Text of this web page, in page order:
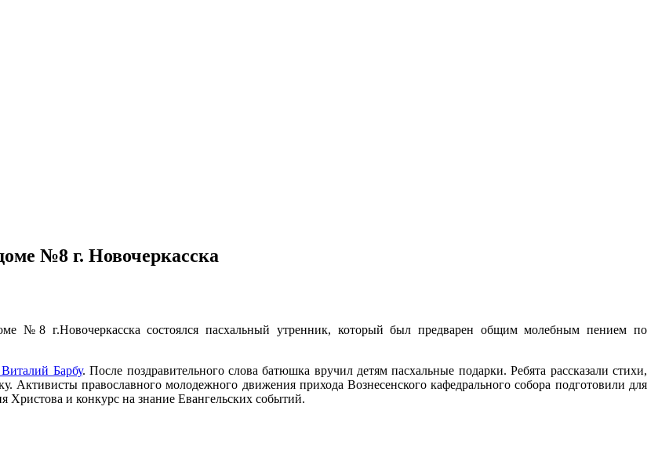
№8 г. Новочеркасска
№8 г.Новочеркасска состоялся пасхальный утренник, который был предварен общим молебным пением по
Барбу. После поздравительного слова батюшка вручил детям пасхальные подарки. Ребята рассказали стихи,
Активисты православного молодежного движения прихода Вознесенского кафедрального собора подготовили для
Христова и конкурс на знание Евангельских событий.